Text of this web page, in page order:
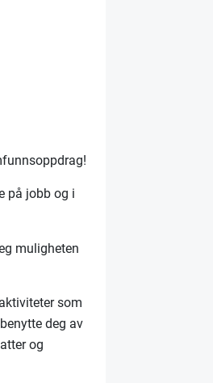
på jobb og i
muligheten
som
deg av
og